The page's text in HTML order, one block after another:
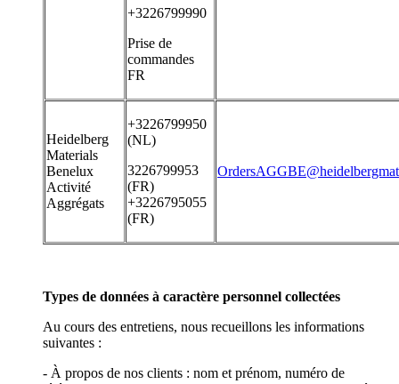
+3226799990
Prise de
commandes
FR
Heidelberg
Materials
Benelux
Activité
Aggrégats
+3226799950
(NL)
3226799953
(FR)
+3226795055
(FR)
Types de données à caractère personnel collectées
Au cours des entretiens, nous recueillons les informations
suivantes :
- À propos de nos clients : nom et prénom, numéro de